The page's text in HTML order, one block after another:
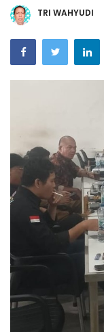
Banten
Yogyakarta
Banten
Sumsel
Kalbar
Sumut
News
Jawa Barat
TRI WAHYUDI